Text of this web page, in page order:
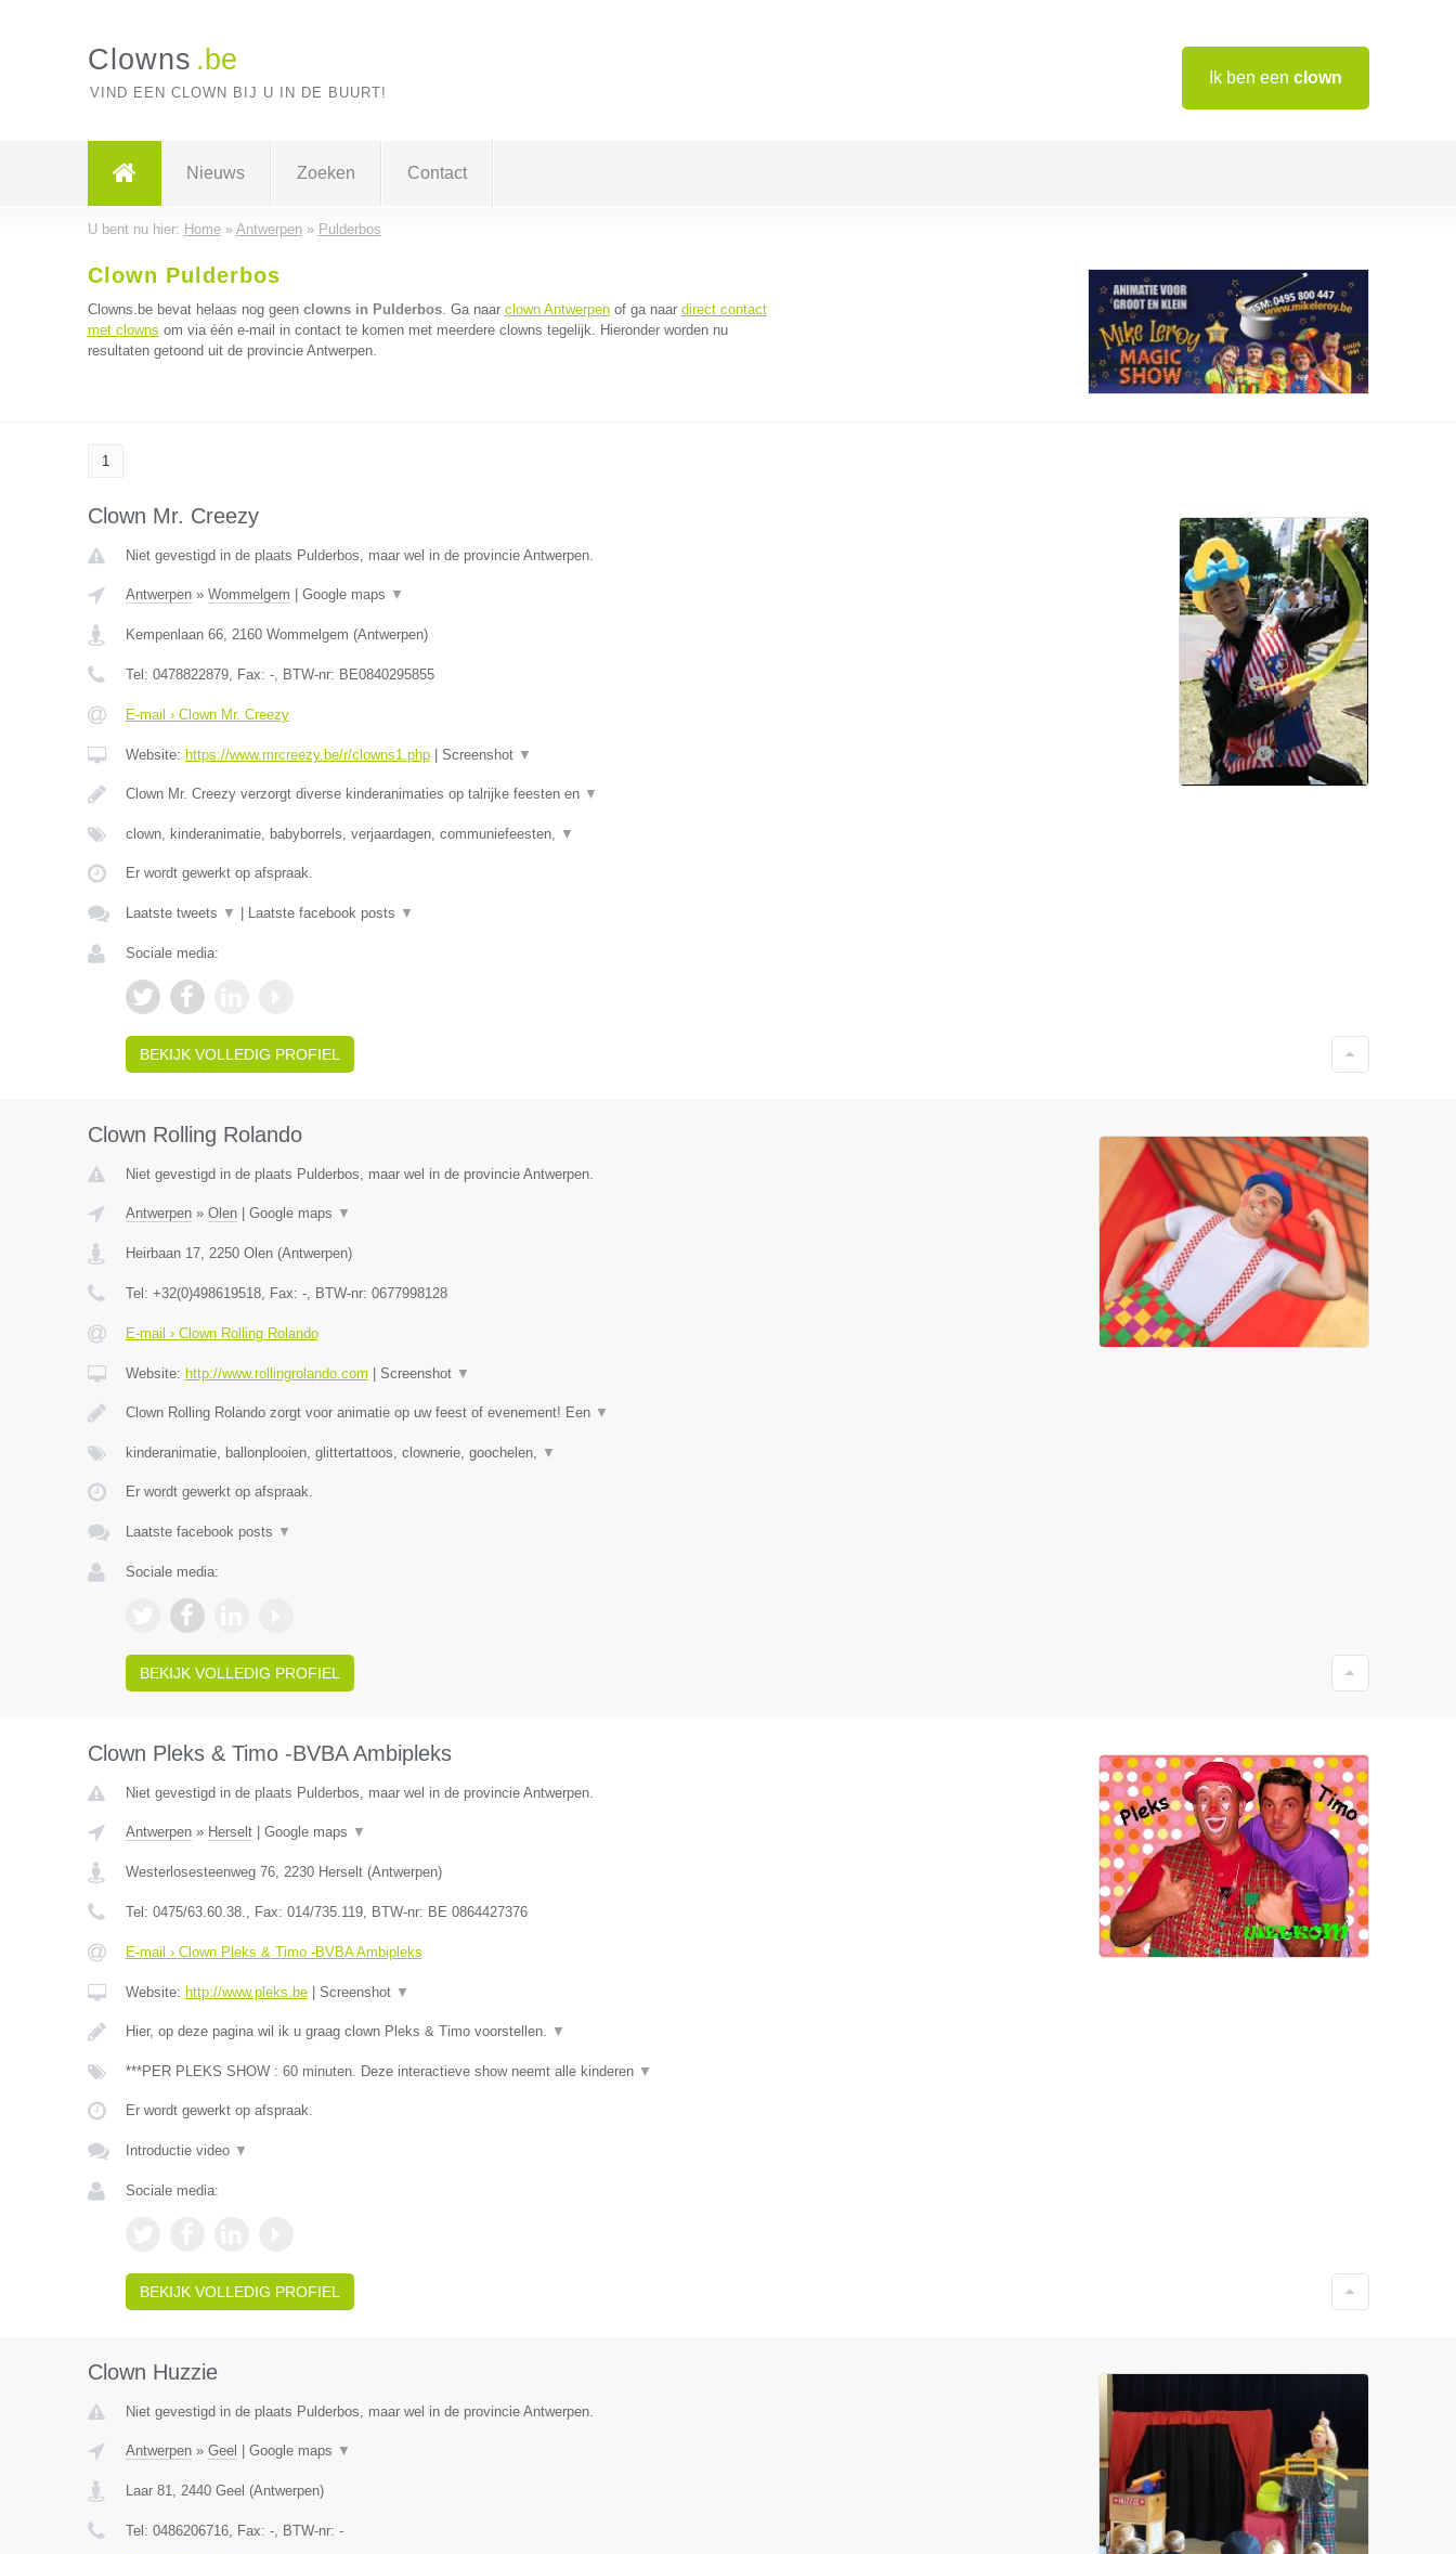
Ik ben een clown
Clowns .be
VIND EEN CLOWN BIJ U IN DE BUURT!
Nieuws Zoeken Contact
U bent nu hier: Home» Antwerpen» Pulderbos
Clown Pulderbos
Clowns.be bevat helaas nog geen clowns in Pulderbos. Ga naar clown Antwerpenof ga naar direct contact
met clowns om via één e-mail in contact te komen met meerdere clowns tegelijk. Hieronder worden nu
resultaten getoond uit de provincie Antwerpen.
1
Clown Mr. Creezy
Niet gevestigd in de plaats Pulderbos, maar wel in de provincie Antwerpen.
Antwerpen» Wommelgem Google maps ▼
Kempenlaan 66, 2160 Wommelgem (Antwerpen)
Tel: 0478822879, Fax: -, BTW-nr: BE0840295855
E-mail › Clown Mr. Creezy
Website: https://www.mrcreezy.be/r/clowns1.php| Screenshot ▼
Clown Mr. Creezy verzorgt diverse kinderanimaties op talrijke feesten en ▼
clown, kinderanimatie, babyborrels, verjaardagen, communiefeesten, ▼
Er wordt gewerkt op afspraak.
Laatste tweets ▼ Laatste facebook posts ▼
Sociale media:
BEKIJK VOLLEDIG PROFIEL
Clown Rolling Rolando
Niet gevestigd in de plaats Pulderbos, maar wel in de provincie Antwerpen.
Antwerpen» Olen| Google maps ▼
Heirbaan 17, 2250 Olen(Antwerpen)
Tel: +32(0)498619518, Fax: -, BTW-nr: 0677998128
E-mail › Clown Rolling Rolando
Website: http://www.rollingrolando.com Screenshot ▼
Clown Rolling Rolando zorgt voor animatie op uw feest of evenement! Een ▼
kinderanimatie, ballonplooien, glittertattoos, clownerie, goochelen, ▼
Er wordt gewerkt op afspraak.
Laatste facebook posts ▼
Sociale media:
BEKIJK VOLLEDIG PROFIEL
Clown Pleks & Timo -BVBA Ambipleks
Niet gevestigd in de plaats Pulderbos, maar wel in de provincie Antwerpen.
Antwerpen» Herselt| Google maps ▼
Westerlosesteenweg 76, 2230 Herselt(Antwerpen)
Tel: 0475/63.60.38., Fax: 014/735.119, BTW-nr: BE 0864427376
E-mail › Clown Pleks & Timo -BVBA Ambipleks
Website: http://www.pleks.be| Screenshot ▼
Hier, op deze pagina wil ik u graag clown Pleks & Timo voorstellen. ▼
***PER PLEKS SHOW : 60 minuten. Deze interactieve show neemt alle kinderen ▼
Er wordt gewerkt op afspraak.
Introductie video ▼
Sociale media:
BEKIJK VOLLEDIG PROFIEL
Clown Huzzie
Niet gevestigd in de plaats Pulderbos, maar wel in de provincie Antwerpen.
Antwerpen» Geel Google maps ▼
Laar 81, 2440 Geel (Antwerpen)
Tel: 0486206716, Fax: -, BTW-nr: -